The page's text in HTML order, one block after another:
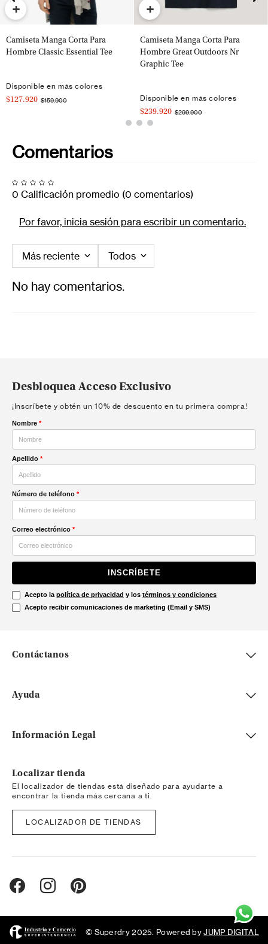
+
Camiseta Manga Corta Para
Hombre Classic Essential Tee
Disponible en más colores
$127.920 $159.900
+
Camiseta Manga Corta Para
Hombre Great Outdoors Nr
Graphic Tee
Disponible en más colores
$239.920 $299.900
Comentarios
0 Calificación promedio (0 comentarios)
Por favor, inicia sesión para escribir un comentario.
Más reciente Todos
No hay comentarios.
Desbloquea Acceso Exclusivo
¡Inscríbete y obtén un 10% de descuento en tu primera compra!
Nombre *
Apellido *
Número de teléfono *
Correo electrónico *
INSCRÍBETE
Acepto la política de privacidad y los términos y condiciones
Acepto recibir comunicaciones de marketing (Email y SMS)
Contáctanos
Ayuda
Información Legal
Localizar tienda
El localizador de tiendas está diseñado para ayudarte a
encontrar la tienda más cercana a ti.
LOCALIZADOR DE TIENDAS
© Superdry 2025. Powered byJUMP DIGITAL